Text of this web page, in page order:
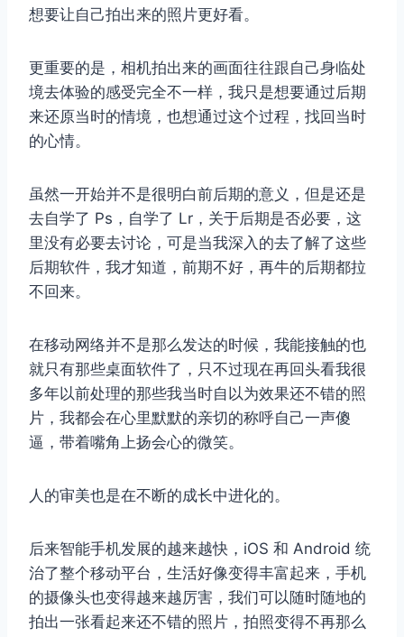
想要让自己拍出来的照片更好看。
更重要的是，相机拍出来的画面往往跟自己身临处
境去体验的感受完全不一样，我只是想要通过后期
来还原当时的情境，也想通过这个过程，找回当时
的心情。
虽然一开始并不是很明白前后期的意义，但是还是
去自学了 Ps，自学了 Lr，关于后期是否必要，这
里没有必要去讨论，可是当我深入的去了解了这些
后期软件，我才知道，前期不好，再牛的后期都拉
不回来。
在移动网络并不是那么发达的时候，我能接触的也
就只有那些桌面软件了，只不过现在再回头看我很
多年以前处理的那些我当时自以为效果还不错的照
片，我都会在心里默默的亲切的称呼自己一声傻
逼，带着嘴角上扬会心的微笑。
人的审美也是在不断的成长中进化的。
后来智能手机发展的越来越快，iOS 和 Android 统
治了整个移动平台，生活好像变得丰富起来，手机
的摄像头也变得越来越厉害，我们可以随时随地的
拍出一张看起来还不错的照片，拍照变得不再那么